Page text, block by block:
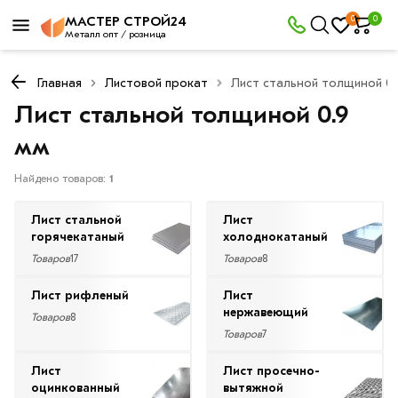
МАСТЕР СТРОЙ24
Металл опт / розница
0 0
Главная Листовой прокат Лист стальной толщиной
Лист стальной толщиной 0.9
мм
Найдено товаров: 1
Лист стальной
горячекатаный
Товаров17
Лист
холоднокатаный
Товаров8
Лист рифленый
Товаров8
Лист
нержавеющий
Товаров7
Лист
оцинкованный
Лист просечно-
вытяжной
Фильтры
×
Со
скидкой
руб.
—
2500
мм